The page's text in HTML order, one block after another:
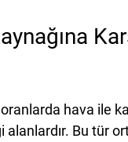
hava ile
Bu tür